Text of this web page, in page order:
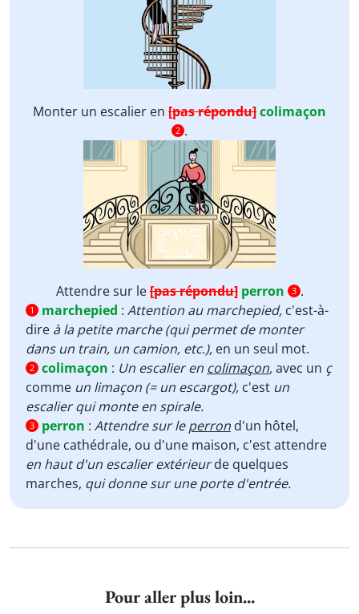
Monter un escalier en [pas répondu]colimaçon
2 .
Attendre sur le[pas répondu] perron 3 .
1 marchepied : Attention au marchepied, c'est-à-
dire à la petite marche (qui permet de monter
dans un train, un camion, etc.), en un seul mot.
2 colimaçon : Un escalier en colimaçon,avec un ç
comme un limaçon (= un escargot), c'est un
escalier qui monte en spirale.
3 perron : Attendre sur leperron d'un hôtel,
d'une cathédrale, ou d'une maison, c'est attendre
en haut d'un escalier extérieurde quelques
marches, qui donne sur une porte d'entrée.
Pour aller plus loin...